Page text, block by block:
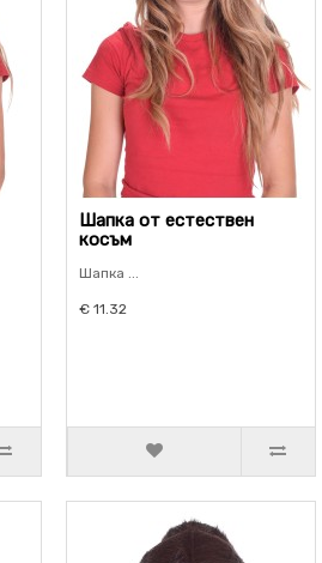
Шапка от естествен
косъм
Шапка ...
€ 11.32